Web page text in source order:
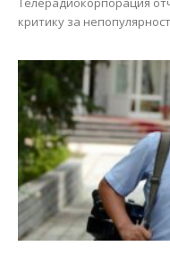
критику за